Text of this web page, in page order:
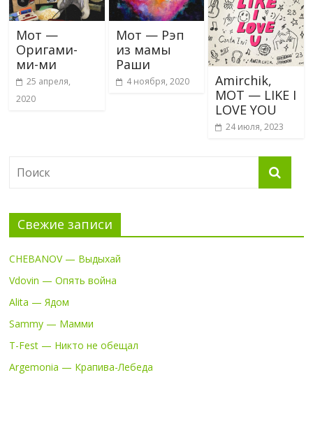
Мот —
Оригами-
ми-ми
25 апреля,
2020
Мот — Рэп
из мамы
Раши
4 ноября, 2020
Amirchik,
MOT — LIKE I
LOVE YOU
24 июля, 2023
Свежие записи
CHEBANOV — Выдыхай
Vdovin — Опять война
Alita — Ядом
Sammy — Мамми
T-Fest — Никто не обещал
Argemonia — Крапива-Лебеда